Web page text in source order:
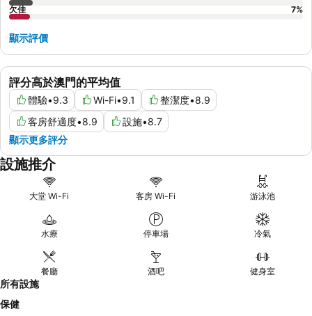
評分高於澳門的平均值
體驗•9.3 Wi-Fi•9.1 整潔度•8.9
客房舒適度•8.9 設施•8.7
顯示更多評分
欠佳
7%
顯示評價
設施推介
大堂 Wi-Fi 客房 Wi-Fi 游泳池
水療 停車場 冷氣
餐廳 酒吧 健身室
所有設施
保健